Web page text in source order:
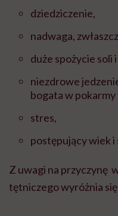
dziedziczenie,
nadwaga,
duże spożycie
niezdrowe
bogata w pokarmy
stres,
postępujący wiek i
Z uwagi na przyczynę
tętniczego wyróżnia